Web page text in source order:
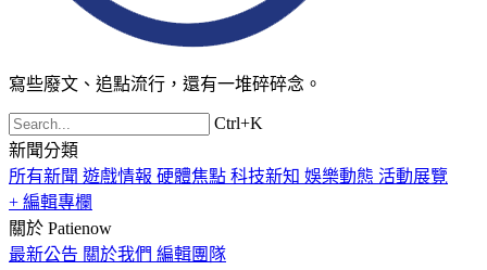
寫些廢文、追點流行，還有一堆碎碎念。
Ctrl+K
新聞分類
所有新聞 遊戲情報 硬體焦點 科技新知 娛樂動態 活動展覽
+ 編輯專欄
關於 Patienow
最新公告 關於我們 編輯團隊